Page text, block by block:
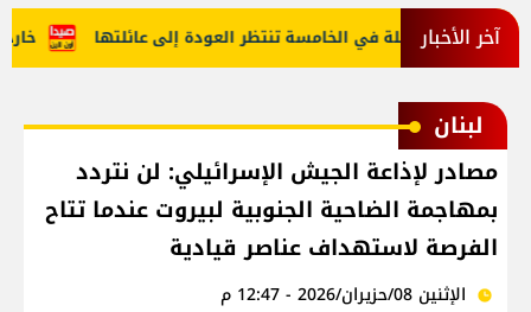
آخر الأخبار
"أمل"؟ طفلة في الخامسة تنتظر العودة إلى عائلتها
لبنان
مصادر لإذاعة الجيش الإسرائيلي: لن نتردد
بمهاجمة الضاحية الجنوبية لبيروت عندما تتاح
الفرصة لاستهداف عناصر قيادية
الإثنين 08/حزيران/2026 - 12:47 م